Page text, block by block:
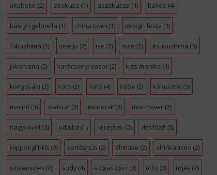
akabeko (2) asakusa (1) aszakusza (1) bakos (4)
balogh gabriella (1) china town (1) design festa (1)
fukushima (3) interju (2) ise (2) isze (2) itsukushima (3)
jokohama (2) karacsonyi vasar(2) kiss monika (1)
kongosaki (2) koto (2) kotó (4) kóbe (2) kókusztej (2)
macuri (3) matsuri (2) monorail (2) mori tower(2)
nagykovet(3) odaiba (1) receptek (2) rizsfőző (6)
roppongi hills (3) sertéshús (2) shiitake (2) shinkansen (2)
sinkanszen (2) sudy (4) szójaszósz (3) tofu (2) tojás (2)